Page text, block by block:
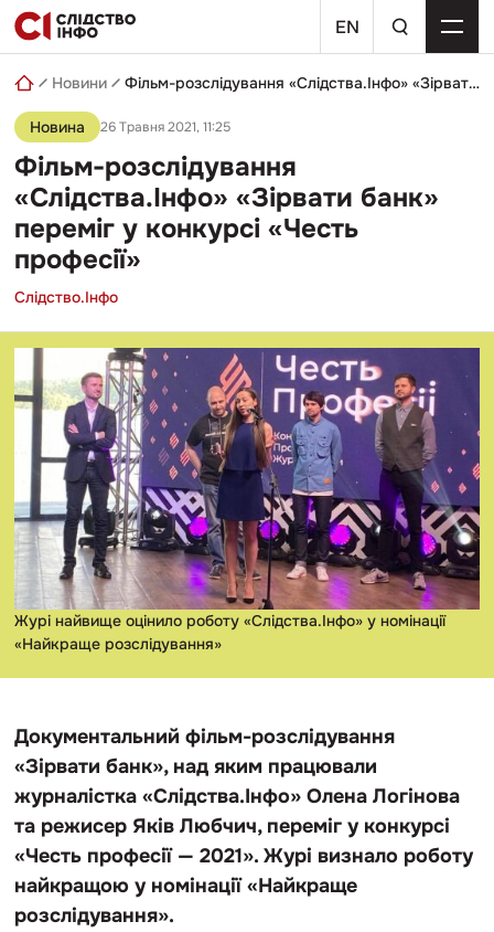
Skip
to
content
EN
пошуковий
запит
Новини Фільм-розслідування «Слідства.Інфо» «Зірвати банк» переміг у конкурсі «Честь професії»
Новина 26 Травня 2021, 11:25
Фільм-розслідування
«Слідства.Інфо» «Зірвати банк»
переміг у конкурсі «Честь
професії»
Слідство.Інфо
Журі найвище оцінило роботу «Слідства.Інфо» у номінації
«Найкраще розслідування»
Документальний фільм-розслідування
«Зірвати банк», над яким працювали
журналістка «Слідства.Інфо» Олена Логінова
та режисер Яків Любчич, переміг у конкурсі
«Честь професії — 2021». Журі визнало роботу
найкращою у номінації «Найкраще
розслідування».